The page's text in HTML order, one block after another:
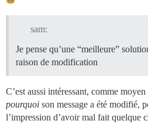
sam:
Je pense qu’une “meilleure”
raison de modification
C’est aussi intéressant, comme
pourquoi son message a été modifié,
l’impression d’avoir mal fait quelque